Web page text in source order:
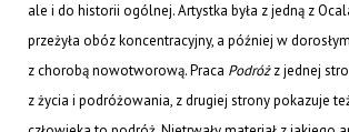
ale i do historii ogólnej. Artystka była z jedną z
przeżyła obóz koncentracyjny, a później w
z chorobą nowotworową. Praca Podróżz jednej
z życia i podróżowania, z drugiej strony pokazuje